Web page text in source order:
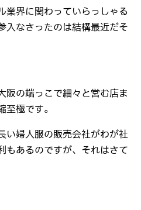
業界に関わっていらっしゃる
入なさったのは結構最近だそ
阪の端っこで細々と営む店ま
至極です。
い婦人服の販売会社がわが社
もあるのですが、それはさて